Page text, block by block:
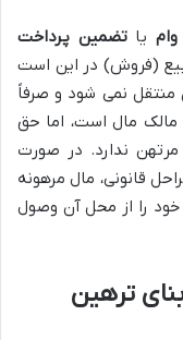
یاتضمین پرداخت
(فروش) در این است
منتقل نمی شود و صرفاً
مالک مال است، اما حق
ندارد. در صورت
قانونی، مال مرهونه
خود را از محل آن وصول
بنای ترهین